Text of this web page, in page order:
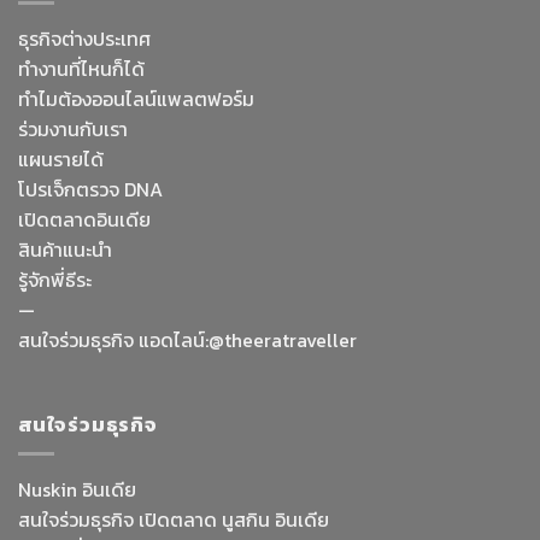
ธุรกิจต่างประเทศ
ทำงานที่ไหนก็ได้
ทำไมต้องออนไลน์แพลตฟอร์ม
ร่วมงานกับเรา
แผนรายได้
โปรเจ็กตรวจ DNA
เปิดตลาดอินเดีย
สินค้าแนะนำ
รู้จักพี่ธีระ
—
สนใจร่วมธุรกิจ แอดไลน์:@theeratraveller
สนใจร่วมธุรกิจ
Nuskin อินเดีย
สนใจร่วมธุรกิจ เปิดตลาด นูสกิน อินเดีย